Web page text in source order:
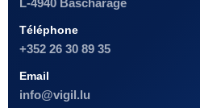
L-4940 Bascharage
Téléphone
+352 26 30 89 35
Email
info@vigil.lu